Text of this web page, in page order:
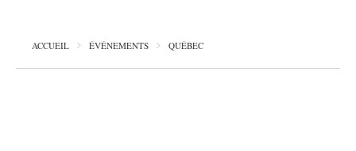
ACCUEIL ÉVÉNEMENTS QUÉBEC